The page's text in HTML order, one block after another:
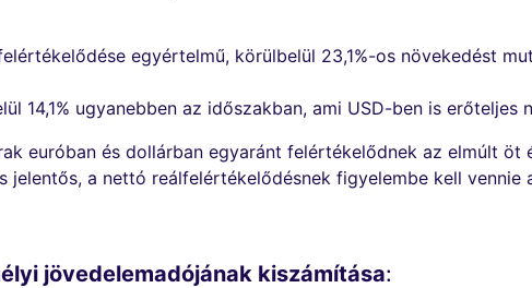
egyértelmű, körülbelül 23,1%-os növekedést
14,1% ugyanebben az időszakban, ami USD-ben is erőteljes
euróban és dollárban egyaránt felértékelődnek az elmúlt öt
jelentős, a nettó reálfelértékelődésnek figyelembe kell vennie
jövedelemadójának kiszámítása: